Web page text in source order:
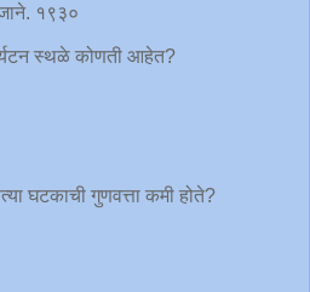
१९३०
स्थळे कोणती आहेत?
घटकाची गुणवत्ता कमी होते?